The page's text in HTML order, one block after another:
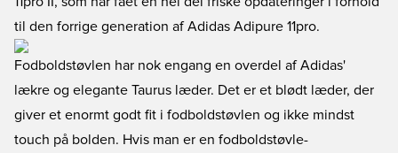
til den forrige generation af Adidas Adipure 11pro.
Fodboldstøvlen har nok engang en overdel af Adidas'
lækre og elegante Taurus læder. Det er et blødt læder, der
giver et enormt godt fit i fodboldstøvlen og ikke mindst
touch på bolden. Hvis man er en fodboldstøvle-